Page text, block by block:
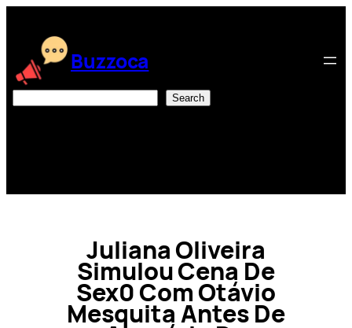
content
Buzzoca
Search
Juliana Oliveira
Simulou Cena De
Sex0 Com Otávio
Mesquita Antes De